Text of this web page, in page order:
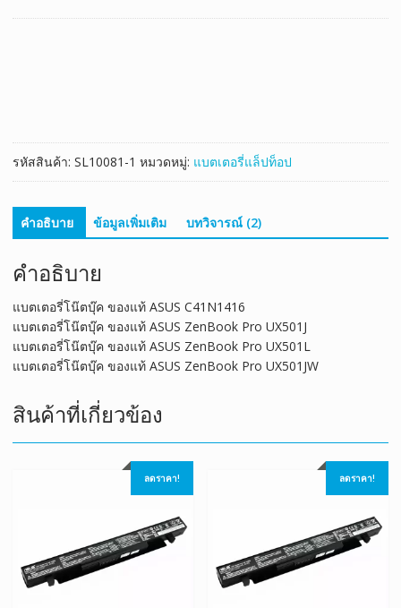
รหัสสินค้า: SL10081-1 หมวดหมู่: แบตเตอรี่แล็ปท็อป
คำอธิบาย ข้อมูลเพิ่มเติม บทวิจารณ์ (2)
คำอธิบาย
แบตเตอรี่โน๊ตบุ๊ค ของแท้ ASUS C41N1416
แบตเตอรี่โน๊ตบุ๊ค ของแท้ ASUS ZenBook Pro UX501J
แบตเตอรี่โน๊ตบุ๊ค ของแท้ ASUS ZenBook Pro UX501L
แบตเตอรี่โน๊ตบุ๊ค ของแท้ ASUS ZenBook Pro UX501JW
สินค้าที่เกี่ยวข้อง
ลดราคา! ลดราคา!